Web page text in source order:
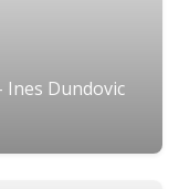
Ines Dundovic